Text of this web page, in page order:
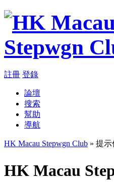
註冊 登錄
論壇
搜索
幫助
導航
HK Macau Stepwgn Club » 提示
HK Macau